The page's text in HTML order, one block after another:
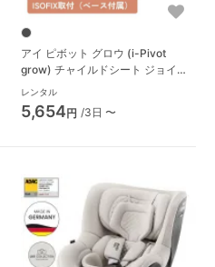
アイ ピボット グロウ (i-Pivot
grow) チャイルドシート ジョイー
(joie)
レンタル
5,654円 /3日 〜